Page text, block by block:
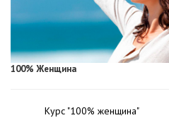
100% Женщина
Курс "100% женщина"